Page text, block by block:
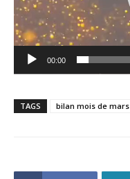
00:00
TAGS bilan mois de mars